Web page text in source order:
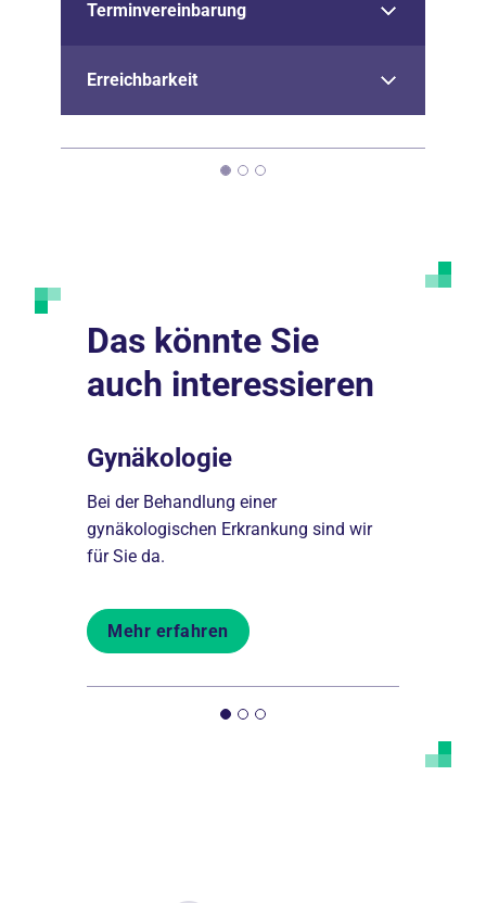
Terminvereinbarung
Erreichbarkeit
Das könnte Sie
auch interessieren
Gynäkologie
Bei der Behandlung einer
gynäkologischen Erkrankung sind wir
für Sie da.
Mehr erfahren